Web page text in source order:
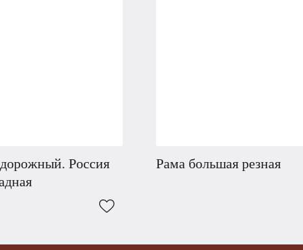
Россия
Рама большая резная